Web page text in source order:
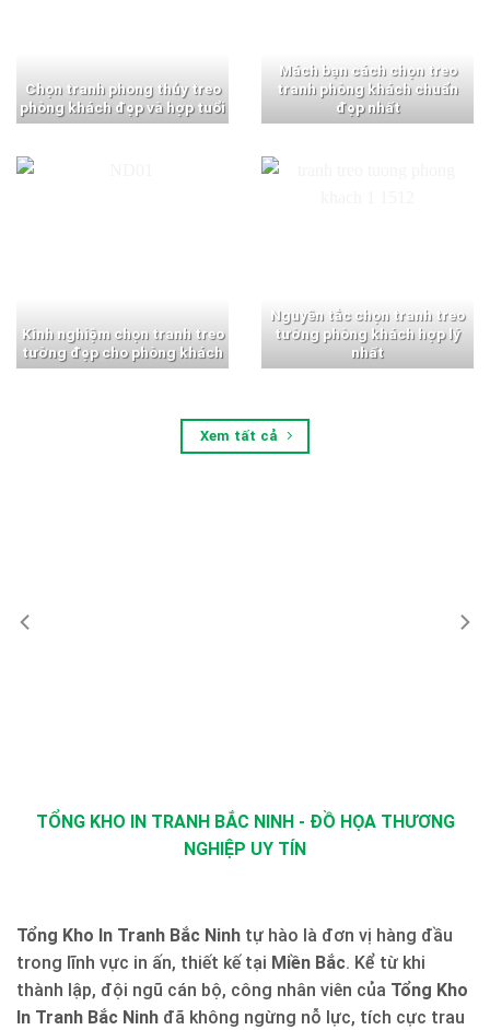
Chọn tranh phong thủy treo
phòng khách đẹp và hợp tuổi
Mách bạn cách chọn treo
tranh phòng khách chuẩn
đẹp nhất
Kinh nghiệm chọn tranh treo
tường đẹp cho phòng khách
Nguyên tắc chọn tranh treo
tường phòng khách hợp lý
nhất
Xem tất cả
TỔNG KHO IN TRANH BẮC NINH - ĐỒ HỌA THƯƠNG
NGHIỆP UY TÍN
Tổng Kho In Tranh Bắc Ninh tự hào là đơn vị hàng đầu
trong lĩnh vực in ấn, thiết kế tại Miền Bắc. Kể từ khi
thành lập, đội ngũ cán bộ, công nhân viên của Tổng Kho
In Tranh Bắc Ninh đã không ngừng nỗ lực, tích cực trau